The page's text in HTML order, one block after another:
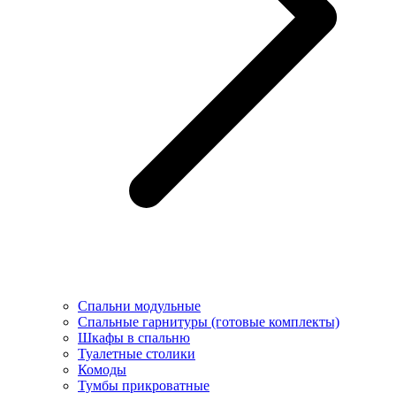
Спальни модульные
Спальные гарнитуры (готовые комплекты)
Шкафы в спальню
Туалетные столики
Комоды
Тумбы прикроватные